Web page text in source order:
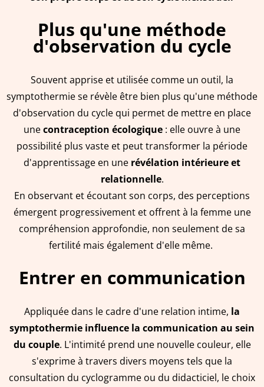
Plus qu'une méthode
d'observation du cycle
Souvent apprise et utilisée comme un outil, la
symptothermie se révèle être bien plus qu'une méthode
d'observation du cycle qui permet de mettre en place
unecontraception écologique : elle ouvre à une
possibilité plus vaste et peut transformer la période
d'apprentissage en une révélation intérieure et
relationnelle.
En observant et écoutant son corps, des perceptions
émergent progressivement et offrent à la femme une
compréhension approfondie, non seulement de sa
fertilité mais également d'elle même.
Entrer en communication
Appliquée dans le cadre d'une relation intime, la
symptothermie influence la communication au sein
du couple. L'intimité prend une nouvelle couleur, elle
s'exprime à travers divers moyens tels que la
consultation du cyclogramme ou du didacticiel, le choix